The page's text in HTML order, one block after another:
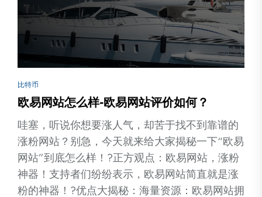
比特币
欧易网站怎么样-欧易网站评价如何？
哇塞，听说你想要涨人气，却苦于找不到靠谱的
涨粉网站？别急，今天就来给大家揭秘一下“欧易
网站”到底怎么样！?正方观点：欧易网站，涨粉
神器！支持者们纷纷表示，欧易网站简直就是涨
粉的神器！?优点大揭秘：海量资源：欧易网站拥